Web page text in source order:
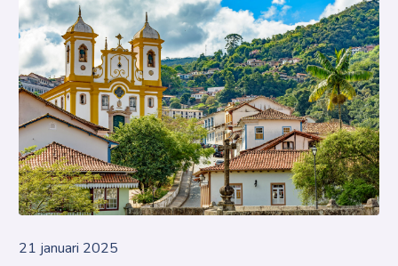
21 januari 2025